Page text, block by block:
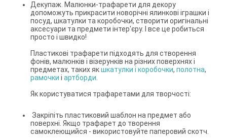
Декупаж. Малюнки-трафарети для декору
допоможуть прикрасити новорічні ялинкові іграшки і
посуд, шкатулки та коробочки, створити оригінальні
аксесуари та предмети інтер'єру. І все це робиться
просто і швидко!
Пластикові трафарети підходять для створення
фонів, малюнків і візерунків на різних поверхнях і
предметах, таких якшкатулки і коробочки, полотна,
рамочки і артборди
Як користуватися трафаретами для творчості:
Закріпіть пластиковий шаблон на предмет або
поверхні. Якщо трафарет до творення
самоклеющийся - використовуйте паперовий скотч.